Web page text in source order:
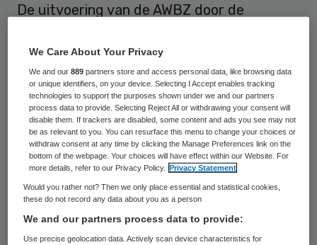
De uitvoering van de AWBZ door de
verbeterd, zo blijkt uit periodiek onderzoek
van de Nederlandse Zorgautoriteit (NZa).
Dit neemt niet weg dat de communicatie
met en voorlichting aan cliënten nog steeds
een aandachtspunt is. Ook de procedures
rond aanvraag en besteding van het PGB
moeten beter.
Cliëntniveau
We Care About Your Privacy
We and our889 partners store and access personal data, like browsing data
or unique identifiers, on your device. Selecting I Accept enables tracking
technologies to support the purposes shown under we and our partners
process data to provide. Selecting Reject All or withdrawing your consent will
disable them. If trackers are disabled, some content and ads you see may not
be as relevant to you. You can resurface this menu to change your choices or
withdraw consent at any time by clicking the Manage Preferences link on the
bottom of the webpage. Your choices will have effect within our Website. For
more details, refer to our Privacy Policy.
Privacy Statement
Would you rather not? Then we only place essential and statistical cookies,
these do not record any data about you as a person
We and our partners process data to provide:
Use precise geolocation data. Actively scan device characteristics for